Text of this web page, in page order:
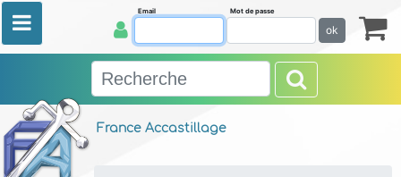
France Accastillage
Email Mot de passe
ok